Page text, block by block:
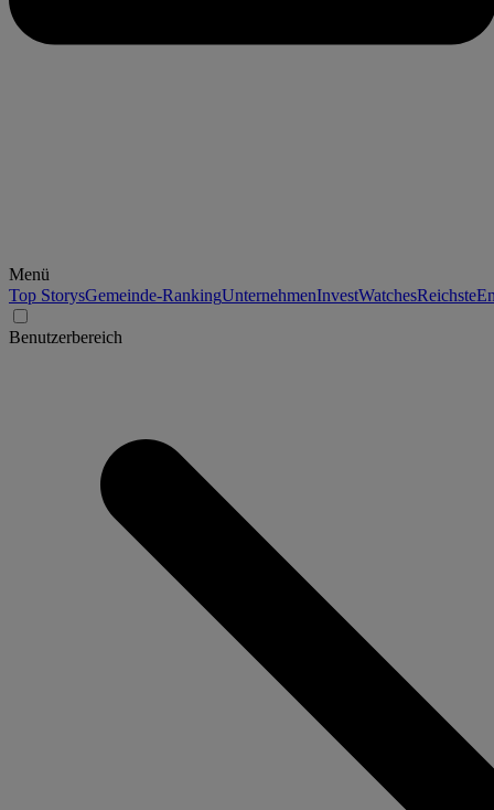
Menü
Top StorysGemeinde-RankingUnternehmenInvestWatchesReichste
Benutzerbereich